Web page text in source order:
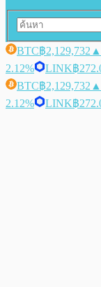
BTC฿2,129,732
2.12%
LINK฿
BTC฿2,129,732
2.12%
LINK฿